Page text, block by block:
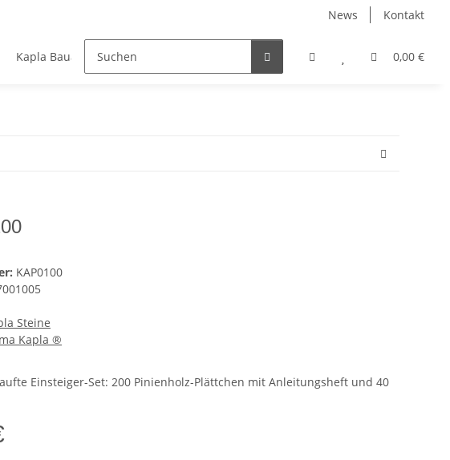
News Kontakt
0,00 €
Kapla Bauanleitung
KAP0100
Steine
Kapla ®
Einsteiger-Set: 200 Pinienholz-Plättchen mit Anleitungsheft und 40